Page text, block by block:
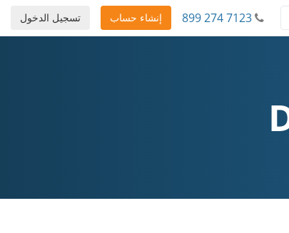
تسجيل الدخول إنشاء حساب 899 274 7123